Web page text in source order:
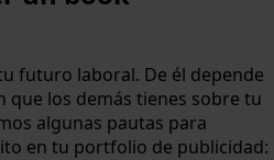
futuro laboral. De él depende
que los demás tienes sobre tu
algunas pautas para
en tu portfolio de publicidad: